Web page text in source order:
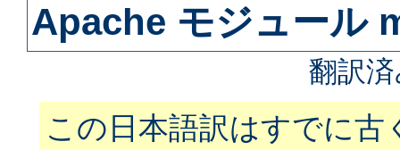
Apache モジュール
翻訳
この日本語訳はすでに古